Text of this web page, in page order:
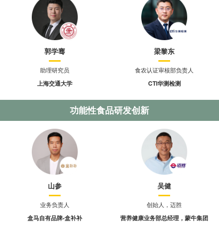
郭学骞
助理研究员
上海交通大学
梁黎东
食农认证审核部负责人
CTI华测检测
功能性食品研发创新
山参
业务负责人
盒马自有品牌-盒补补
吴健
创始人，迈胜
营养健康业务部总经理，蒙牛集团